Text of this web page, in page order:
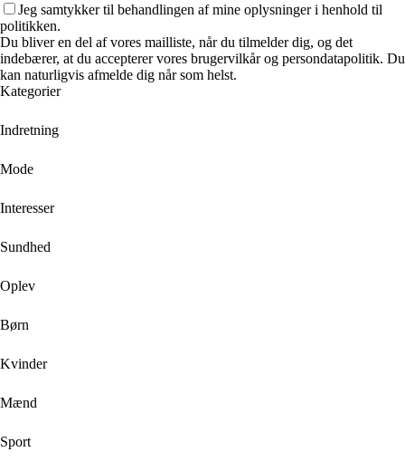
Jeg samtykker til behandlingen af mine oplysninger i henhold til
politikken.
Du bliver en del af vores mailliste, når du tilmelder dig, og det
indebærer, at du accepterer vores brugervilkår og persondatapolitik. Du
kan naturligvis afmelde dig når som helst.
Kategorier
Indretning
Mode
Interesser
Sundhed
Oplev
Børn
Kvinder
Mænd
Sport